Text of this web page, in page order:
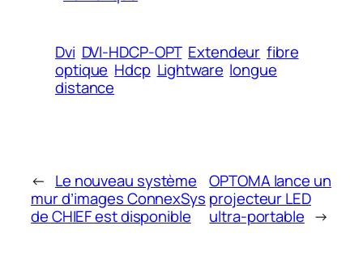
Dvi DVI-HDCP-OPT Extendeur fibre
optique Hdcp Lightware longue
distance
← Le nouveau système
mur d’images ConnexSys
de CHIEF est disponible
OPTOMA lance un
projecteur LED
ultra-portable →